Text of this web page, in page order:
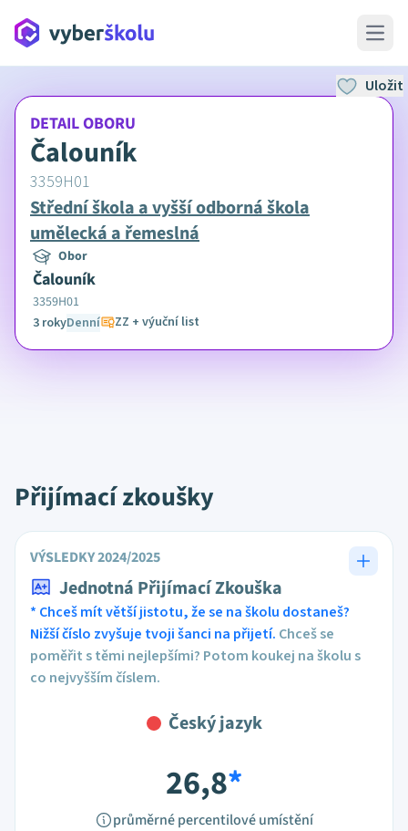
Open
DETAIL OBORU
Čalouník
3359H01
Střední škola a vyšší odborná škola
umělecká a řemeslná
Obor
Čalouník
3359H01
3 rokyDenní ZZ + výuční list
Uložit
Přijímací zkoušky
VÝSLEDKY 2024/2025
Jednotná Přijímací Zkouška
* Chceš mít větší jistotu, že se na školu dostaneš?
Nižší číslo zvyšuje tvoji šanci na přijetí. Chceš se
poměřit s těmi nejlepšími? Potom koukej na školu s
co nejvyšším číslem.
Český jazyk
26,8*
průměrné percentilové umístění